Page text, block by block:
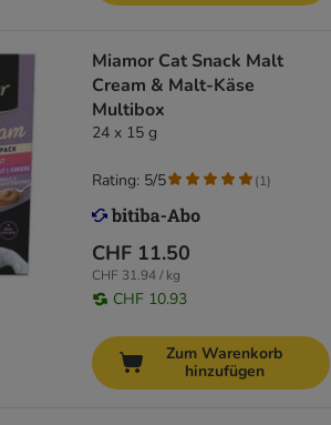
Miamor Cat Snack Malt
Cream & Malt-Käse
Multibox
24 x 15 g
CHF 11.50
CHF 31.94 / kg
CHF 10.93
Rating: 5/5 (1)
Zum Warenkorb
hinzufügen